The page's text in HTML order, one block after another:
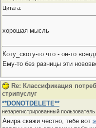
Цитата:
хорошая мысль
Коту_скоту-то что - он-то
Ему-то без разницы эти
Re: Классификация
стрипуслуг
**DONOTDELETE**
незарегистрированный пользователь
Анира скажи честно, тебе вот